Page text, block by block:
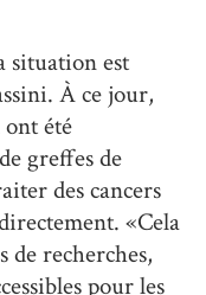
situation est
À ce jour,
ont été
greffes de
des cancers
«Cela
de recherches,
pour les